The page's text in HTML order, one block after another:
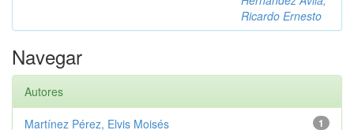
Ricardo Ernesto
Navegar
Autores
1
Martínez Pérez, Elvis Moisés